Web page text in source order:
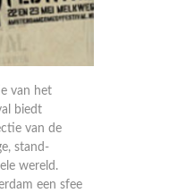
van het
biedt
van de
stand-
wereld.
een sfee